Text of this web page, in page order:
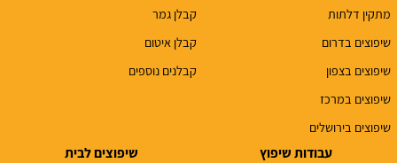
מתקין דלתות
שיפוצים בדרום
שיפוצים בצפון
שיפוצים במרכז
שיפוצים בירושלים
קבלן גמר
קבלן איטום
קבלנים נוספים
עבודות שיפוץ שיפוצים לבית